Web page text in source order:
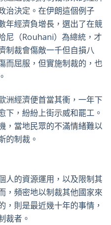
治決定。在伊朗這個例子
年經濟負增長，選出了在競
尼（Rouhani）為總統，才
制裁會傷敵一千但自損八
而屈服，但實施制裁的，也
洲經濟便首當其衝，一年下
下，紛紛上街示威和罷工。
，當地民眾的不滿情緒難以
的制裁。
人的資源運用，以及限制其
，頻密地以制裁其他國家來
，則是最近幾十年的事情，
裁者。